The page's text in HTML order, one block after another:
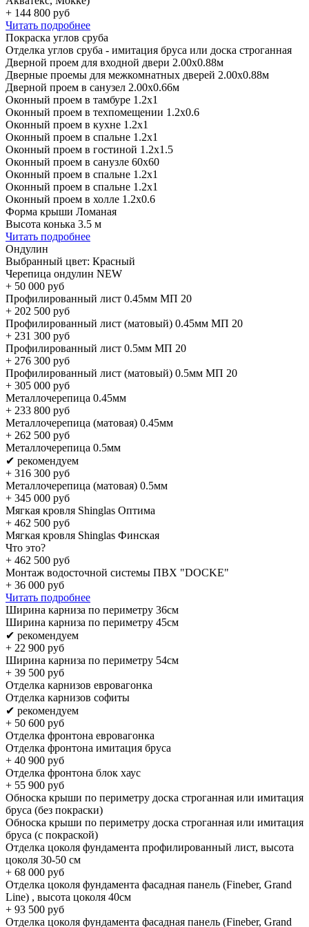
+ 144 800 руб
Читать подробнее
Покраска углов сруба
Отделка углов сруба - имитация бруса или доска строганная
Дверной проем для входной двери 2.00х0.88м
Дверные проемы для межкомнатных дверей 2.00х0.88м
Дверной проем в санузел 2.00х0.66м
Оконный проем в тамбуре 1.2х1
Оконный проем в техпомещении 1.2х0.6
Оконный проем в кухне 1.2х1
Оконный проем в спальне 1.2х1
Оконный проем в гостиной 1.2х1.5
Оконный проем в санузле 60х60
Оконный проем в спальне 1.2х1
Оконный проем в спальне 1.2х1
Оконный проем в холле 1.2х0.6
Форма крыши Ломаная
Высота конька 3.5 м
Читать подробнее
Ондулин
Выбранный цвет: Красный
Черепица ондулин NEW
+ 50 000 руб
Профилированный лист 0.45мм МП 20
+ 202 500 руб
Профилированный лист (матовый) 0.45мм МП 20
+ 231 300 руб
Профилированный лист 0.5мм МП 20
+ 276 300 руб
Профилированный лист (матовый) 0.5мм МП 20
+ 305 000 руб
Металлочерепица 0.45мм
+ 233 800 руб
Металлочерепица (матовая) 0.45мм
+ 262 500 руб
Металлочерепица 0.5мм
✔ рекомендуем
+ 316 300 руб
Металлочерепица (матовая) 0.5мм
+ 345 000 руб
Мягкая кровля Shinglas Оптима
+ 462 500 руб
Мягкая кровля Shinglas Финская
Что это?
+ 462 500 руб
Монтаж водосточной системы ПВХ "DOCKE"
+ 36 000 руб
Читать подробнее
Ширина карниза по периметру 36см
Ширина карниза по периметру 45см
✔ рекомендуем
+ 22 900 руб
Ширина карниза по периметру 54см
+ 39 500 руб
Отделка карнизов евровагонка
Отделка карнизов софиты
✔ рекомендуем
+ 50 600 руб
Отделка фронтона евровагонка
Отделка фронтона имитация бруса
+ 40 900 руб
Отделка фронтона блок хаус
+ 55 900 руб
Обноска крыши по периметру доска строганная или имитация
бруса (без покраски)
Обноска крыши по периметру доска строганная или имитация
бруса (с покраской)
Отделка цоколя фундамента профилированный лист, высота
цоколя 30-50 см
+ 68 000 руб
Отделка цоколя фундамента фасадная панель (Fineber, Grand
Line) , высота цоколя 40см
+ 93 500 руб
Отделка цоколя фундамента фасадная панель (Fineber, Grand